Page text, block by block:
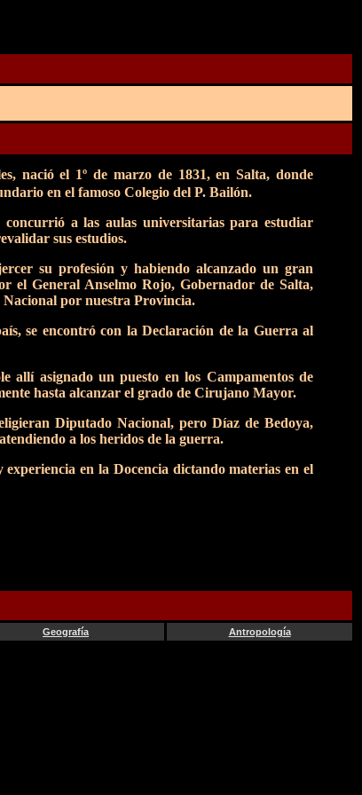
nació el 1º de marzo de 1831, en Salta, donde
en el famoso Colegio del P. Bailón.
a las aulas universitarias para estudiar
sus estudios.
su profesión y habiendo alcanzado un gran
el General Anselmo Rojo, Gobernador de Salta,
por nuestra Provincia.
se encontró con la Declaración de la Guerra al
allí asignado un puesto en los Campamentos de
hasta alcanzar el grado de Cirujano Mayor.
Diputado Nacional, pero Díaz de Bedoya,
a los heridos de la guerra.
en la Docencia dictando materias en el
Geografía Antropología